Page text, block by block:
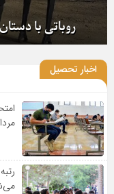
روباتی با
اخبار تحصیل